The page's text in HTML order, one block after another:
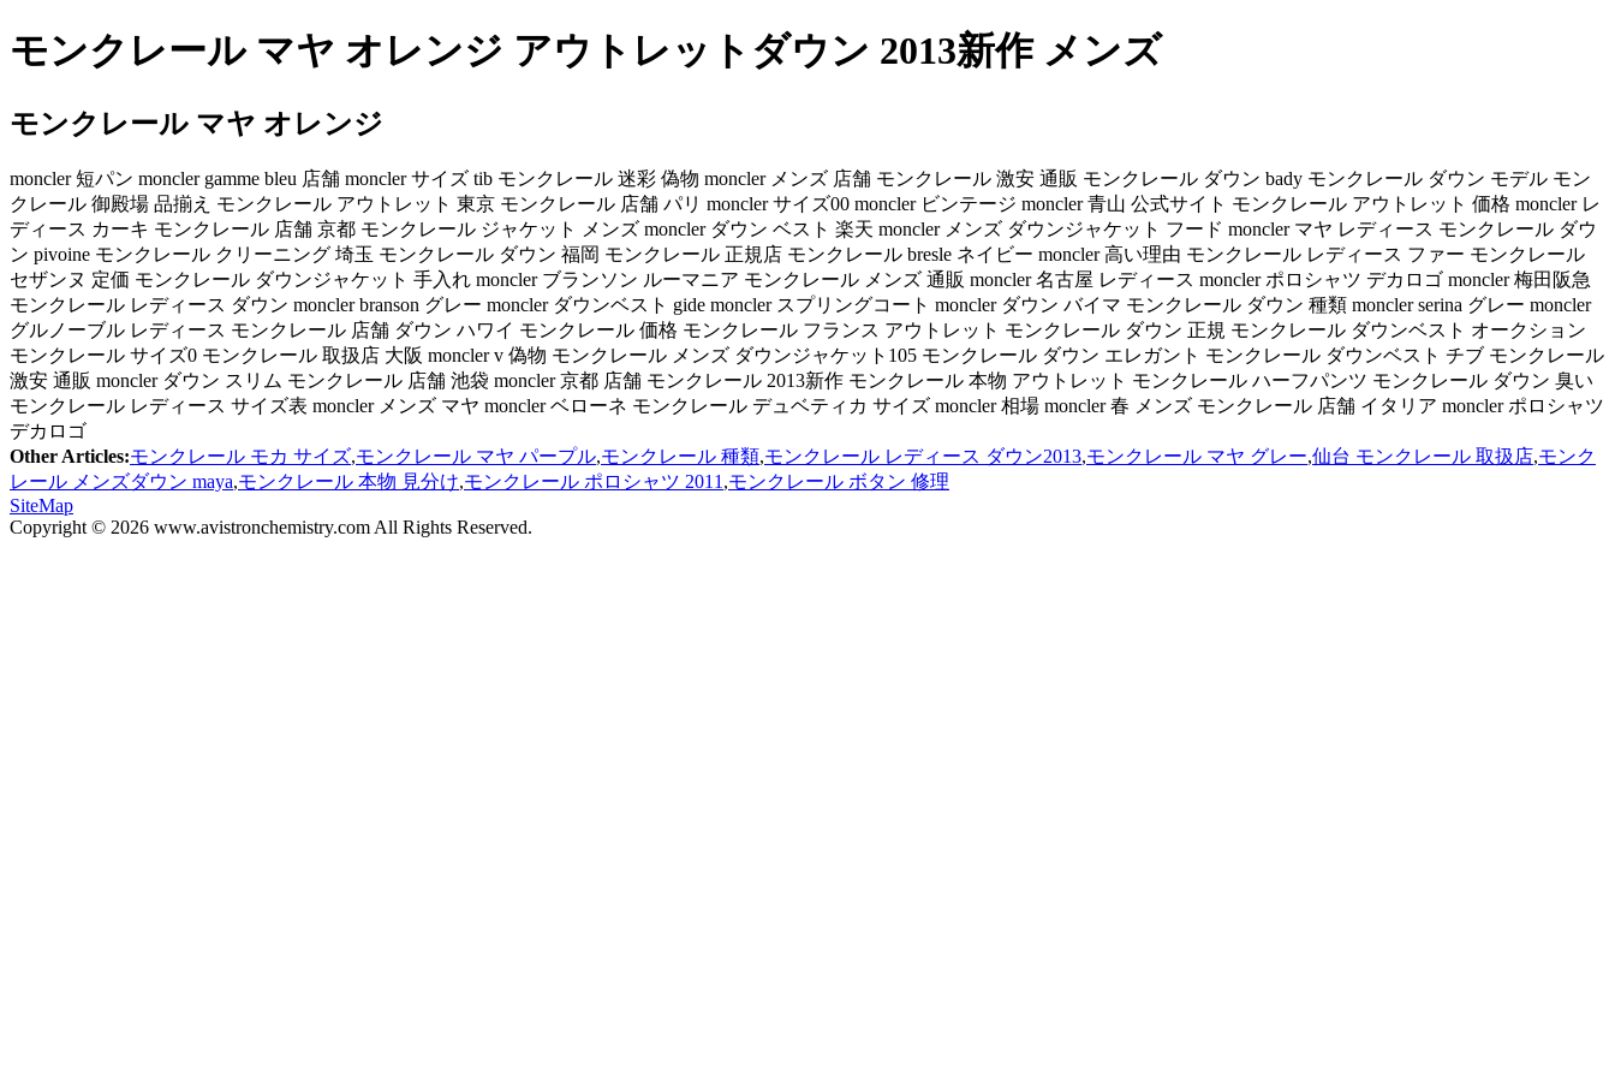
モンクレール マヤ オレンジ アウトレットダウン 2013新作 メンズ
モンクレール マヤ オレンジ
moncler 短パン moncler gamme bleu 店舗 moncler サイズ tib モンクレール 迷彩 偽物 moncler メンズ 店舗 モンクレール 激安 通販 モンクレール ダウン bady モンクレール ダウン モデル モン
クレール 御殿場 品揃え モンクレール アウトレット 東京 モンクレール 店舗 パリ moncler サイズ00 moncler ビンテージ moncler 青山 公式サイト モンクレール アウトレット 価格 moncler レ
ディース カーキ モンクレール 店舗 京都 モンクレール ジャケット メンズ moncler ダウン ベスト 楽天 moncler メンズ ダウンジャケット フード moncler マヤ レディース モンクレール ダウ
ン pivoine モンクレール クリーニング 埼玉 モンクレール ダウン 福岡 モンクレール 正規店 モンクレール bresle ネイビー moncler 高い理由 モンクレール レディース ファー モンクレール
セザンヌ 定価 モンクレール ダウンジャケット 手入れ moncler ブランソン ルーマニア モンクレール メンズ 通販 moncler 名古屋 レディース moncler ポロシャツ デカロゴ moncler 梅田阪急
モンクレール レディース ダウン moncler branson グレー moncler ダウンベスト gide moncler スプリングコート moncler ダウン バイマ モンクレール ダウン 種類 moncler serina グレー moncler
グルノーブル レディース モンクレール 店舗 ダウン ハワイ モンクレール 価格 モンクレール フランス アウトレット モンクレール ダウン 正規 モンクレール ダウンベスト オークション
モンクレール サイズ0 モンクレール 取扱店 大阪 moncler v 偽物 モンクレール メンズ ダウンジャケット105 モンクレール ダウン エレガント モンクレール ダウンベスト チブ モンクレール
激安 通販 moncler ダウン スリム モンクレール 店舗 池袋 moncler 京都 店舗 モンクレール 2013新作 モンクレール 本物 アウトレット モンクレール ハーフパンツ モンクレール ダウン 臭い
モンクレール レディース サイズ表 moncler メンズ マヤ moncler ベローネ モンクレール デュベティカ サイズ moncler 相場 moncler 春 メンズ モンクレール 店舗 イタリア moncler ポロシャツ
デカロゴ
Other Articles:モンクレール モカ サイズ,モンクレール マヤ パープル,モンクレール 種類,モンクレール レディース ダウン2013,モンクレール マヤ グレー,仙台 モンクレール 取扱店,モンク
レール メンズダウン maya,モンクレール 本物 見分け,モンクレール ポロシャツ 2011 ,モンクレール ボタン 修理
SiteMap
Copyright © 2026 www.avistronchemistry.com All Rights Reserved.